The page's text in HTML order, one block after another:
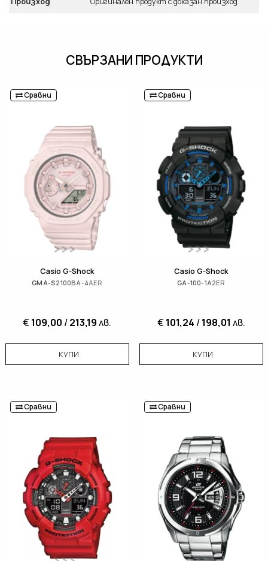
СВЪРЗАНИ ПРОДУКТИ
Сравни
Casio G-Shock
GMA-S2100BA-4AER
€ 109,00 /213,19лв.
КУПИ
Сравни
Casio G-Shock
GA-100-1A2ER
€ 101,24 /198,01 лв.
КУПИ
Сравни Сравни